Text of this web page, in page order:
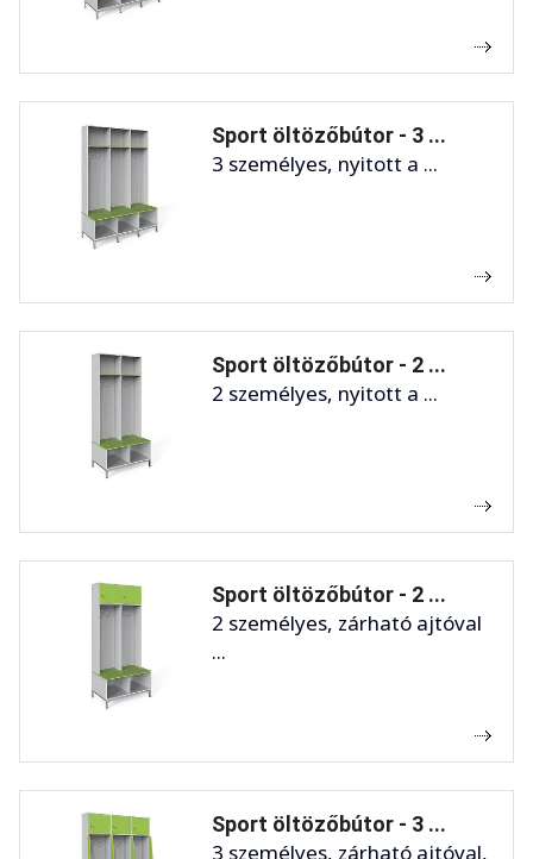
Sport öltözőbútor - 3 ...
3 személyes, nyitott a ...
Sport öltözőbútor - 2 ...
2 személyes, nyitott a ...
Sport öltözőbútor - 2 ...
2 személyes, zárható ajtóval
...
Sport öltözőbútor - 3 ...
3 személyes, zárható ajtóval,